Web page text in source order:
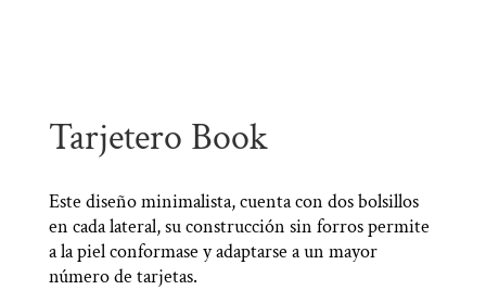
Tarjetero Book
Este diseño minimalista, cuenta con dos bolsillos
en cada lateral, su construcción sin forros permite
a la piel conformase y adaptarse a un mayor
número de tarjetas.